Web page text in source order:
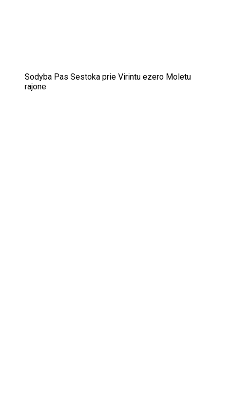
Sodyba Pas Sestoka prie Virintu ezero Moletu
rajone